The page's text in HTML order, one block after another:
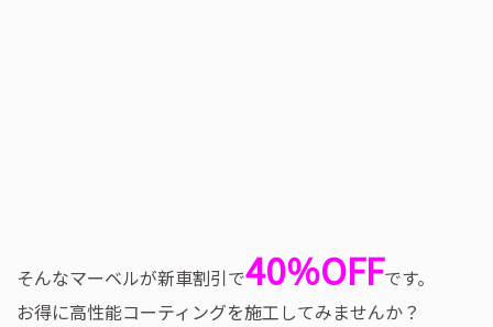
そんなマーベルが新車割引で40％OFFです。
お得に高性能コーティングを施工してみませんか？